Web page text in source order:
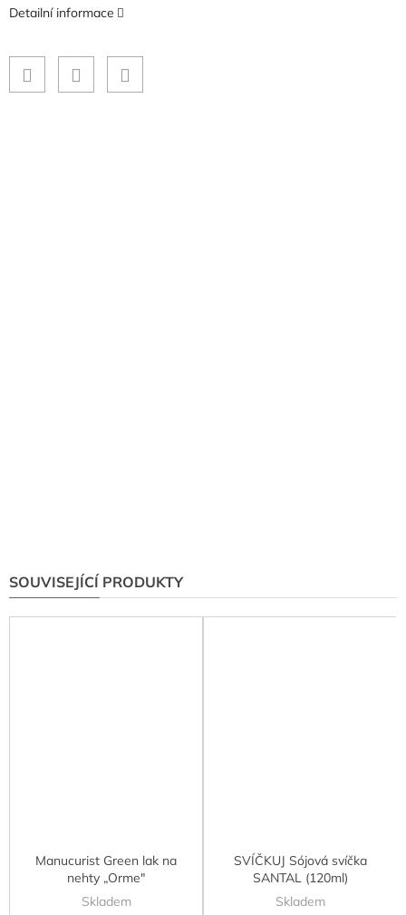
Detailní informace
SOUVISEJÍCÍ PRODUKTY
Manucurist Green lak na
nehty „Orme"
Skladem
SVÍČKUJ Sójová svíčka
SANTAL (120ml)
Skladem